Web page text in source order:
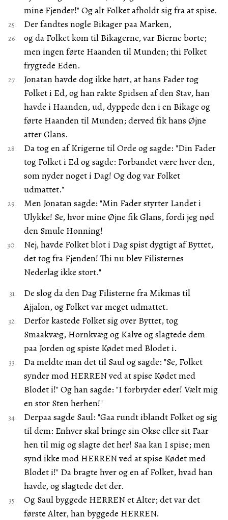
mine Fjender!" Og alt Folket afholdt sig fra at spise.
Der fandtes nogle Bikager paa Marken,
og da Folket kom til Bikagerne, var Bierne borte;
men ingen førte Haanden til Munden; thi Folket
frygtede Eden.
Jonatan havde dog ikke hørt, at hans Fader tog
Folket i Ed, og han rakte Spidsen af den Stav, han
havde i Haanden, ud, dyppede den i en Bikage og
førte Haanden til Munden; derved fik hans Øjne
atter Glans.
Da tog en af Krigerne til Orde og sagde: "Din Fader
tog Folket i Ed og sagde: Forbandet være hver den,
som nyder noget i Dag! Og dog var Folket
udmattet."
Men Jonatan sagde: "Min Fader styrter Landet i
Ulykke! Se, hvor mine Øjne fik Glans, fordi jeg nød
den Smule Honning!
Nej, havde Folket blot i Dag spist dygtigt af Byttet,
det tog fra Fjenden! Thi nu blev Filisternes
Nederlag ikke stort."
De slog da den Dag Filisterne fra Mikmas til
Ajjalon, og Folket var meget udmattet.
Derfor kastede Folket sig over Byttet, tog
Smaakvæg, Hornkvæg og Kalve og slagtede dem
paa Jorden og spiste Kødet med Blodet i.
Da meldte man det til Saul og sagde: "Se, Folket
synder mod HERREN ved at spise Kødet med
Blodet i!" Og han sagde: "I forbryder eder! Vælt mig
en stor Sten herhen!"
Derpaa sagde Saul: "Gaa rundt iblandt Folket og sig
til dem: Enhver skal bringe sin Okse eller sit Faar
hen til mig og slagte det her! Saa kan I spise; men
synd ikke mod HERREN ved at spise Kødet med
Blodet i!" Da bragte hver og en af Folket, hvad han
havde, og slagtede det der.
Og Saul byggede HERREN et Alter; det var det
første Alter, han byggede HERREN.